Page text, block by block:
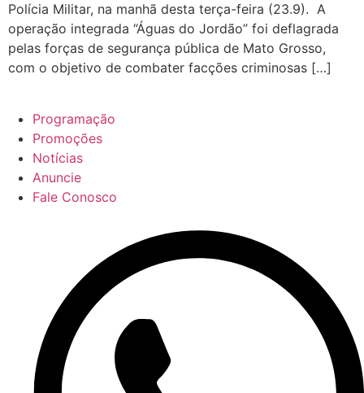
Polícia Militar, na manhã desta terça-feira (23.9). A
operação integrada “Águas do Jordão” foi deflagrada
pelas forças de segurança pública de Mato Grosso,
com o objetivo de combater facções criminosas […]
Programação
Promoções
Notícias
Anuncie
Fale Conosco